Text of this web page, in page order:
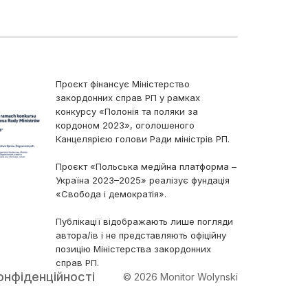
Проєкт фінансує Міністерство
закордонних справ РП у рамках
конкурсу «Полонія та поляки за
кордоном 2023», оголошеного
Канцелярією голови Ради міністрів РП.
Проєкт «Польська медійна платформа –
Україна 2023–2025» реалізує фундація
«Свобода і демократія».
Публікації відображають лише погляди
автора/ів і не представляють офіційну
позицію Міністерства закордонних
справ РП.
© 2026 Monitor Wolynski